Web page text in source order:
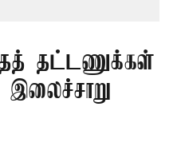
தட்டணுக்கள்
இலைச்சாறு